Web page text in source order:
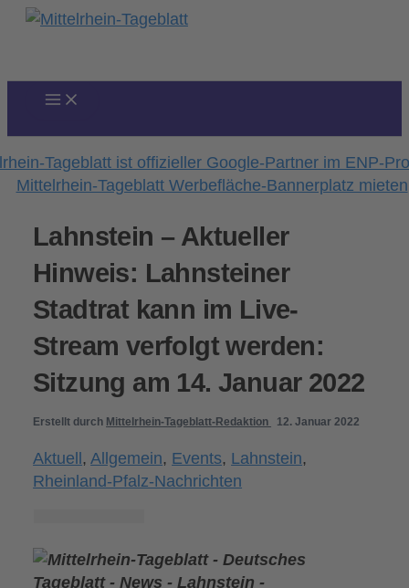
Zum
Lahnstein – Aktueller
Hinweis: Lahnsteiner
Stadtrat kann im Live-
Stream verfolgt werden:
Sitzung am 14. Januar 2022
Erstellt durch Mittelrhein-Tageblatt-Redaktion 12. Januar 2022
Aktuell,Allgemein, Events, Lahnstein,
Rheinland-Pfalz-Nachrichten